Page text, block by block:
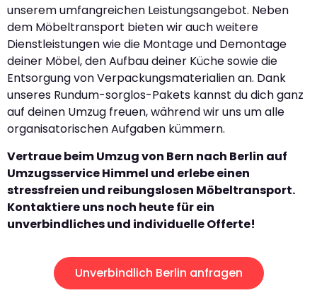
unserem umfangreichen Leistungsangebot. Neben
dem Möbeltransport bieten wir auch weitere
Dienstleistungen wie die Montage und Demontage
deiner Möbel, den Aufbau deiner Küche sowie die
Entsorgung von Verpackungsmaterialien an. Dank
unseres Rundum-sorglos-Pakets kannst du dich ganz
auf deinen Umzug freuen, während wir uns um alle
organisatorischen Aufgaben kümmern.
Vertraue beim Umzug von Bern nach Berlin auf
Umzugsservice Himmel und erlebe einen
stressfreien und reibungslosen Möbeltransport.
Kontaktiere uns noch heute für ein
unverbindliches und individuelle Offerte!
Unverbindlich Berlin anfragen